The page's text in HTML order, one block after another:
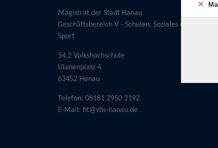
Magistrat der Stadt Hanau
Geschäftsbereich V - Schulen, Soziales und
Sport
54.2 Volkshochschule
Ulanenplatz 4
63452 Hanau
Telefon: 06181 2950 2192
E-Mail: fit@vhs-hanau.de